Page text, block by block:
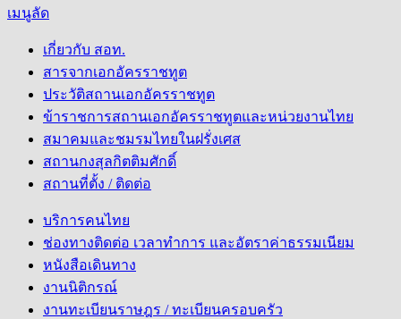
เมนูลัด
เกี่ยวกับ สอท.
สารจากเอกอัครราชทูต
ประวัติสถานเอกอัครราชทูต
ข้าราชการสถานเอกอัครราชทูตและหน่วยงานไทย
สมาคมและชมรมไทยในฝรั่งเศส
สถานกงสุลกิตติมศักดิ์
สถานที่ตั้ง / ติดต่อ
บริการคนไทย
ช่องทางติดต่อ เวลาทำการ และอัตราค่าธรรมเนียม
หนังสือเดินทาง
งานนิติกรณ์
งานทะเบียนราษฎร / ทะเบียนครอบครัว